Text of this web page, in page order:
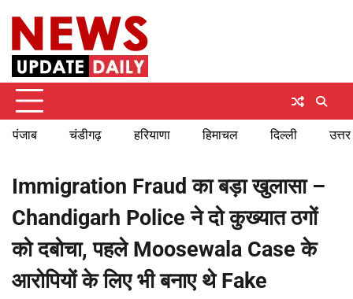
content
पंजाब चंडीगढ़ हरियाणा हिमाचल दिल्ली
Immigration Fraud का बड़ा खुलासा –
Chandigarh Police ने दो कुख्यात ठगों
को दबोचा, पहले Moosewala Case के
आरोपियों के लिए भी बनाए थे Fake